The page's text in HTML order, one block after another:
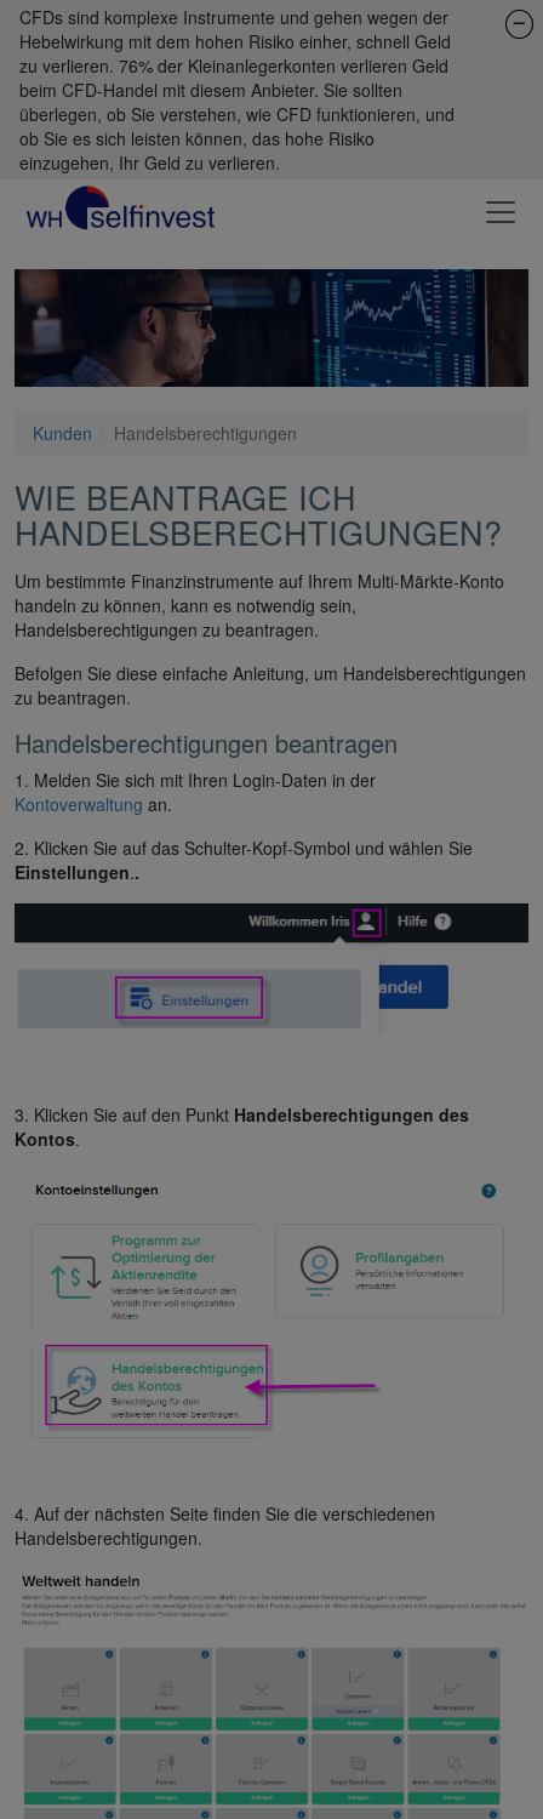
CFDs sind komplexe Instrumente und gehen wegen der
Hebelwirkung mit dem hohen Risiko einher, schnell Geld
zu verlieren. 76% der Kleinanlegerkonten verlieren Geld
beim CFD-Handel mit diesem Anbieter. Sie sollten
überlegen, ob Sie verstehen, wie CFD funktionieren, und
ob Sie es sich leisten können, das hohe Risiko
einzugehen, Ihr Geld zu verlieren.
Kunden Handelsberechtigungen
WIE BEANTRAGE ICH
HANDELSBERECHTIGUNGEN?
Um bestimmte Finanzinstrumente auf Ihrem Multi-Märkte-Konto
handeln zu können, kann es notwendig sein,
Handelsberechtigungen zu beantragen.
Befolgen Sie diese einfache Anleitung, um Handelsberechtigungen
zu beantragen.
Handelsberechtigungen beantragen
1. Melden Sie sich mit Ihren Login-Daten in der
Kontoverwaltung an.
2. Klicken Sie auf das Schulter-Kopf-Symbol und wählen Sie
Einstellungen..
3. Klicken Sie auf den Punkt Handelsberechtigungen des
Kontos.
4. Auf der nächsten Seite finden Sie die verschiedenen
Handelsberechtigungen.